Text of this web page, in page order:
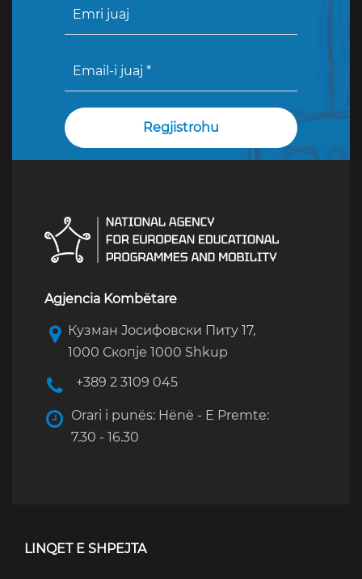
Agjencia Kombëtare
Кузман Јосифовски Питу 17,
1000 Скопје 1000 Shkup
+389 2 3109 045
Orari i punës: Hënë - E Premte:
7.30 - 16.30
LINQET E SHPEJTA